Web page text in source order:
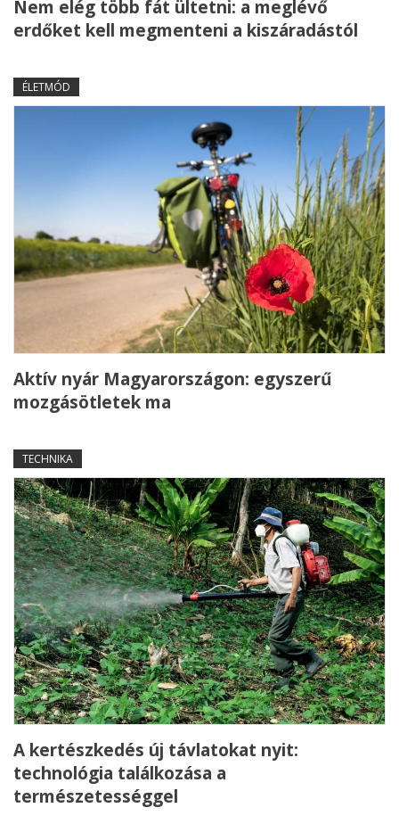
Nem elég több fát ültetni: a meglévő
erdőket kell megmenteni a kiszáradástól
ÉLETMÓD
Aktív nyár Magyarországon: egyszerű
mozgásötletek ma
TECHNIKA
A kertészkedés új távlatokat nyit:
technológia találkozása a
természetességgel